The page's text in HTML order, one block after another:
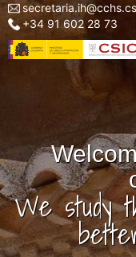
Skip
to
main
Menu
top
left
+34 91 602 28 73
We study